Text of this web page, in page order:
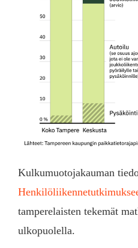
Kulkumuotojakauman
tamperelaisten tekemät
ulkopuolella.